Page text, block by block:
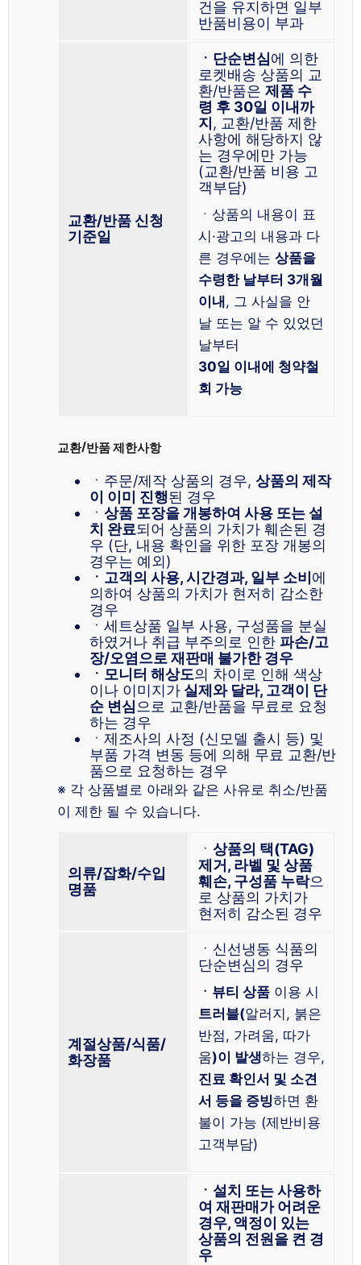
건을 유지하면 일부
반품비용이 부과
교환/반품 신청
기준일
ㆍ단순변심에 의한
로켓배송 상품의 교
환/반품은 제품 수
령 후 30일 이내까
지, 교환/반품 제한
사항에 해당하지 않
는 경우에만 가능
(교환/반품 비용 고
객부담)
ㆍ상품의 내용이 표
시·광고의 내용과 다
른 경우에는 상품을
수령한 날부터 3개월
이내, 그 사실을 안
날 또는 알 수 있었던
날부터
30일 이내에 청약철
회 가능
교환/반품 제한사항
ㆍ주문/제작 상품의 경우, 상품의 제작
이 이미 진행된 경우
ㆍ 상품 포장을 개봉하여 사용 또는 설
치 완료되어 상품의 가치가 훼손된 경
우 (단, 내용 확인을 위한 포장 개봉의
경우는 예외)
ㆍ고객의 사용, 시간경과, 일부 소비 에
의하여 상품의 가치가 현저히 감소한
경우
ㆍ세트상품 일부 사용, 구성품을 분실
하였거나 취급 부주의로 인한 파손/고
장/오염으로 재판매 불가한 경우
ㆍ모니터 해상도의 차이로 인해 색상
이나 이미지가 실제와 달라, 고객이 단
순 변심으로 교환/반품을 무료로 요청
하는 경우
ㆍ제조사의 사정 (신모델 출시 등) 및
부품 가격 변동 등에 의해 무료 교환/반
품으로 요청하는 경우
※ 각 상품별로 아래와 같은 사유로 취소/반품
이 제한 될 수 있습니다.
의류/잡화/수입
명품
ㆍ 상품의 택(TAG)
제거, 라벨 및 상품
훼손, 구성품 누락으
로 상품의 가치가
현저히 감소된 경우
계절상품/식품/
화장품
ㆍ신선냉동 식품의
단순변심의 경우
ㆍ뷰티 상품 이용 시
트러블(알러지, 붉은
반점, 가려움, 따가
움)이 발생하는 경우,
진료 확인서 및 소견
서 등을 증빙하면 환
불이 가능 (제반비용
고객부담)
ㆍ설치 또는 사용하
여 재판매가 어려운
경우, 액정이 있는
상품의 전원을 켠 경
우